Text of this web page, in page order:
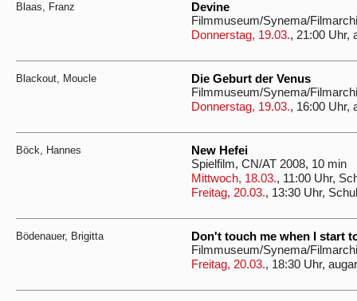
Blaas, Franz
Devine
Filmmuseum/Synema/
Donnerstag, 19.03., 21:00 Uhr,
Blackout, Moucle
Die Geburt der Venus
Filmmuseum/Synema/
Donnerstag, 19.03., 16:00 Uhr,
Böck, Hannes
New Hefei
Spielfilm, CN/AT 2008, 10 min
Mittwoch, 18.03., 11:00 Uhr,
Freitag, 20.03., 13:30 Uhr,
Bödenauer, Brigitta
Don't touch me when I start
Filmmuseum/Synema/
Freitag, 20.03., 18:30 Uhr,